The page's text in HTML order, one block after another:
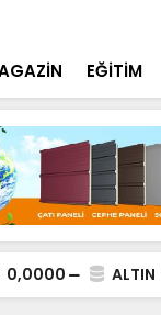
EĞİTİM
0,0000 ALTIN